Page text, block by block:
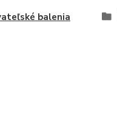
balenia